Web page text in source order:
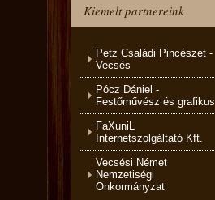
Kiemelt partnereink
Petz Családi Pincészet -
Vecsés
Pócz Dániel -
Festőművész és grafikus
FaXuniL
Internetszolgáltató Kft.
Vecsési Német
Nemzetiségi
Önkormányzat